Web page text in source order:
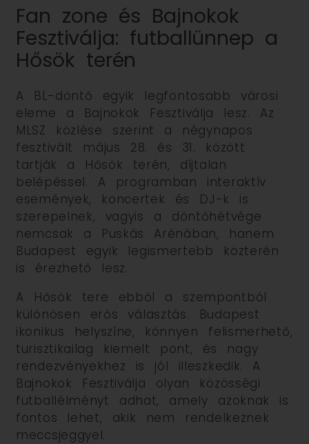
Fan zone és Bajnokok
Fesztiválja: futballünnep a
Hősök terén
A BL-döntő egyik legfontosabb városi
eleme a Bajnokok Fesztiválja lesz. Az
MLSZ közlése szerint a négynapos
fesztivált május 28. és 31. között
tartják a Hősök terén, díjtalan
belépéssel. A programban interaktív
események, koncertek és DJ-k is
szerepelnek, vagyis a döntőhétvége
nemcsak a Puskás Arénában, hanem
Budapest egyik legismertebb közterén
is érezhető lesz.
A Hősök tere ebből a szempontból
különösen erős választás. Budapest
ikonikus helyszíne, könnyen felismerhető,
turisztikailag kiemelt pont, és nagy
rendezvényekhez is jól illeszkedik. A
Bajnokok Fesztiválja olyan közösségi
futballélményt adhat, amely azoknak is
fontos lehet, akik nem rendelkeznek
meccsjeggyel.